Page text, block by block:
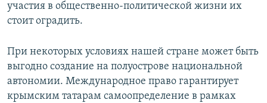
участия в общественно-политической жизни их
стоит оградить.
При некоторых условиях нашей стране может быть
выгодно создание на полуострове национальной
автономии. Международное право гарантирует
крымским татарам самоопределение в рамках